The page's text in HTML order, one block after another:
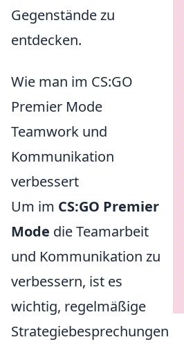
Gegenstände zu
entdecken.
Wie man im CS:GO
Premier Mode
Teamwork und
Kommunikation
verbessert
Um im CS:GO Premier
Mode die Teamarbeit
und Kommunikation zu
verbessern, ist es
wichtig, regelmäßige
Strategiebesprechungen